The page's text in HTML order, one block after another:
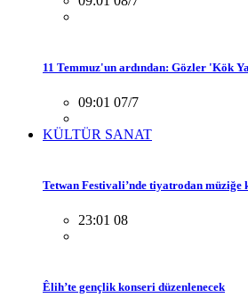
11 Temmuz'un ardından: Gözler 'Kök
09:01 07/7
KÜLTÜR SANAT
Tetwan Festivali’nde tiyatrodan müziğe
23:01 08
Êlih’te gençlik konseri düzenlenecek